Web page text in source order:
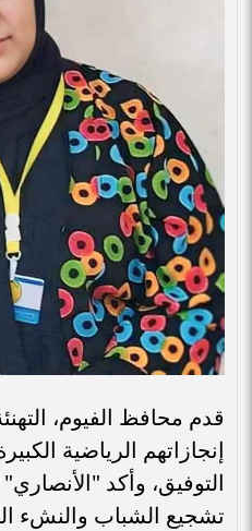
قدم محافظ الفيوم،
إنجازاتهم الرياضية
التوفيق، وأكد
تشجيع الشباب والنشء